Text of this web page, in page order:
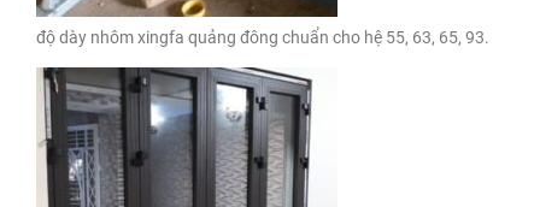
độ dày nhôm xingfa quảng đông chuẩn cho hệ 55, 63, 65, 93.